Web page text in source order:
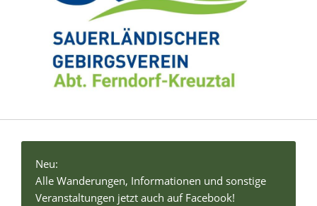
Neu:
Alle Wanderungen, Informationen und sonstige
Veranstaltungen jetzt auch auf Facebook!